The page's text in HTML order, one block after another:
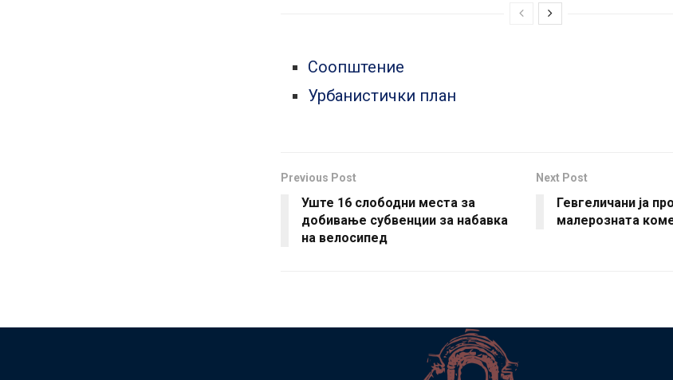
Соопштение
Урбанистички план
Previous Post
Уште 16 слободни места за
добивање субвенции за набавка
на велосипед
Next Post
Гевгеличани ја
малерозната